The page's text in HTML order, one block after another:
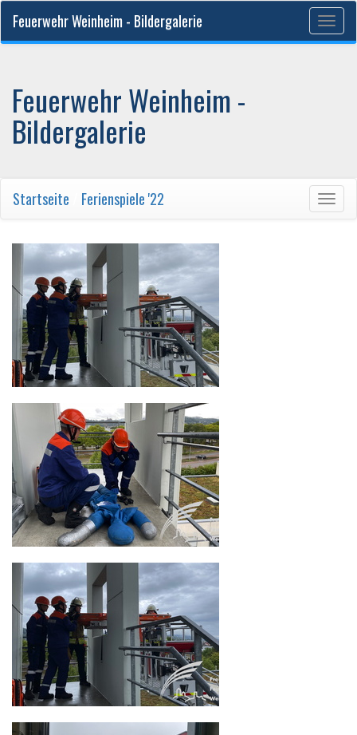
Feuerwehr Weinheim - Bildergalerie
Feuerwehr Weinheim -
Bildergalerie
Startseite Ferienspiele '22